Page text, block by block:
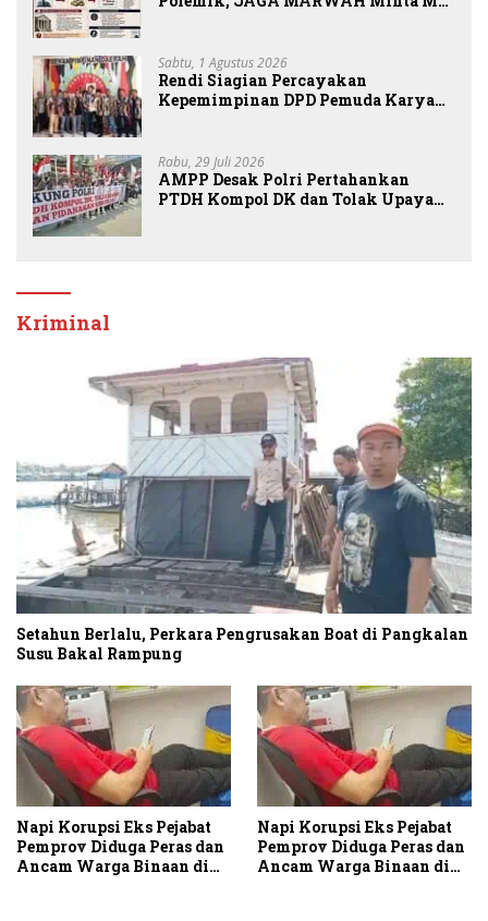
Sabtu, 1 Agustus 2026
Rendi Siagian Percayakan
Kepemimpinan DPD Pemuda Karya
Rabu, 29 Juli 2026
AMPP Desak Polri Pertahankan
PTDH Kompol DK dan Tolak Upaya
Kriminal
Setahun Berlalu, Perkara Pengrusakan Boat di Pangkalan
Susu Bakal Rampung
Napi Korupsi Eks Pejabat
Pemprov Diduga Peras dan
Ancam Warga Binaan di
Napi Korupsi Eks Pejabat
Pemprov Diduga Peras dan
Ancam Warga Binaan di